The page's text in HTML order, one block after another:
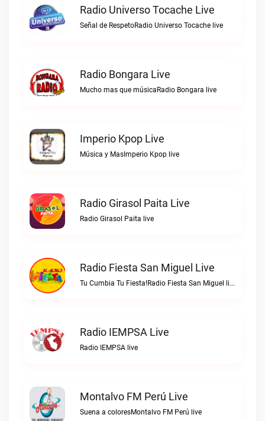
Radio Universo Tocache Live
Señal de RespetoRadio Universo Tocache live
Radio Bongara Live
Mucho mas que músicaRadio Bongara live
Imperio Kpop Live
Música y MasImperio Kpop live
Radio Girasol Paita Live
Radio Girasol Paita live
Radio Fiesta San Miguel Live
Tu Cumbia Tu Fiesta!Radio Fiesta San Miguel live
Radio IEMPSA Live
Radio IEMPSA live
Montalvo FM Perú Live
Suena a coloresMontalvo FM Perú live